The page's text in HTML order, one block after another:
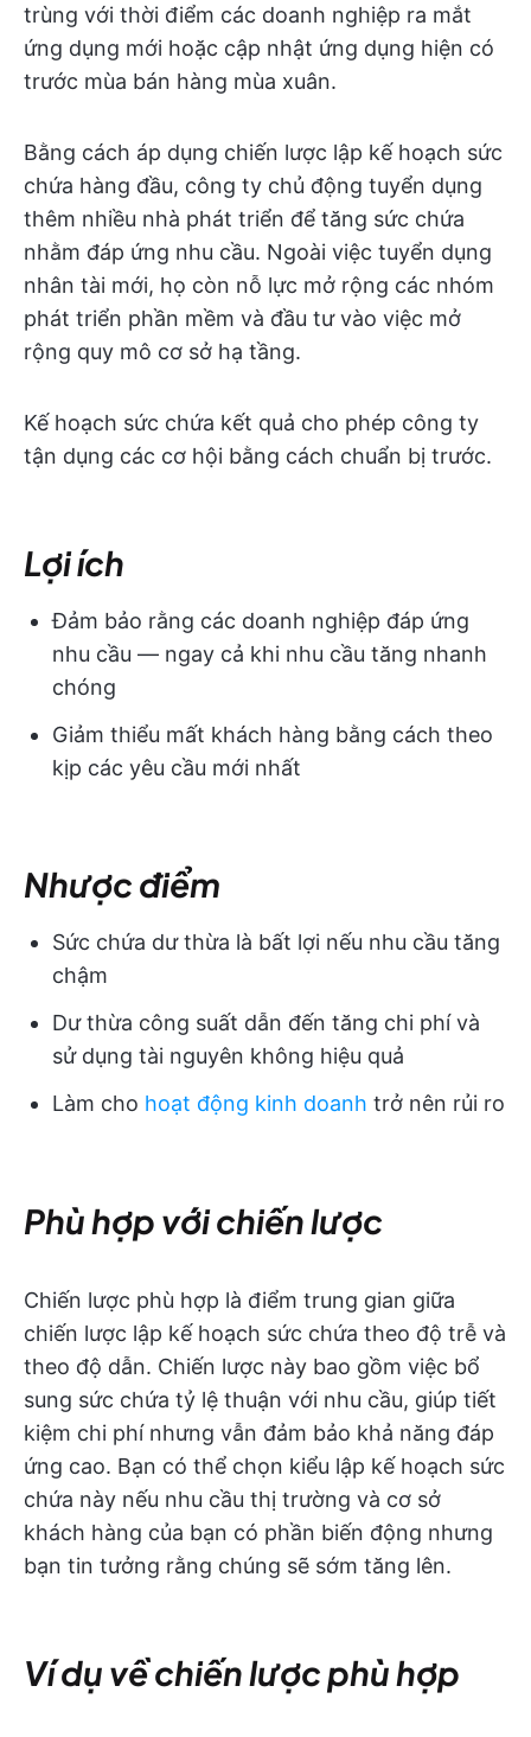
trùng với thời điểm các doanh nghiệp ra mắt
ứng dụng mới hoặc cập nhật ứng dụng hiện có
trước mùa bán hàng mùa xuân.
Bằng cách áp dụng chiến lược lập kế hoạch sức
chứa hàng đầu, công ty chủ động tuyển dụng
thêm nhiều nhà phát triển để tăng sức chứa
nhằm đáp ứng nhu cầu. Ngoài việc tuyển dụng
nhân tài mới, họ còn nỗ lực mở rộng các nhóm
phát triển phần mềm và đầu tư vào việc mở
rộng quy mô cơ sở hạ tầng.
Kế hoạch sức chứa kết quả cho phép công ty
tận dụng các cơ hội bằng cách chuẩn bị trước.
Lợi ích
Đảm bảo rằng các doanh nghiệp đáp ứng
nhu cầu — ngay cả khi nhu cầu tăng nhanh
chóng
Giảm thiểu mất khách hàng bằng cách theo
kịp các yêu cầu mới nhất
Nhược điểm
Sức chứa dư thừa là bất lợi nếu nhu cầu tăng
chậm
Dư thừa công suất dẫn đến tăng chi phí và
sử dụng tài nguyên không hiệu quả
Làm cho hoạt động kinh doanh trở nên rủi ro
Phù hợp với chiến lược
Chiến lược phù hợp là điểm trung gian giữa
chiến lược lập kế hoạch sức chứa theo độ trễ và
theo độ dẫn. Chiến lược này bao gồm việc bổ
sung sức chứa tỷ lệ thuận với nhu cầu, giúp tiết
kiệm chi phí nhưng vẫn đảm bảo khả năng đáp
ứng cao. Bạn có thể chọn kiểu lập kế hoạch sức
chứa này nếu nhu cầu thị trường và cơ sở
khách hàng của bạn có phần biến động nhưng
bạn tin tưởng rằng chúng sẽ sớm tăng lên.
Ví dụ về chiến lược phù hợp